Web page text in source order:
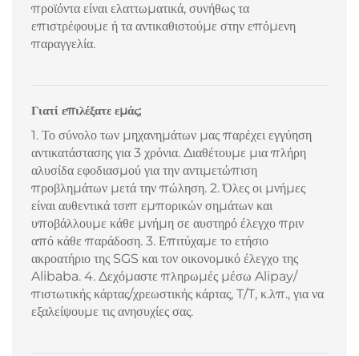
προϊόντα είναι ελαττωματικά, συνήθως τα
επιστρέφουμε ή τα αντικαθιστούμε στην επόμενη
παραγγελία.
Γιατί επιλέξατε εμάς;
1. Το σύνολο των μηχανημάτων μας παρέχει εγγύηση
αντικατάστασης για 3 χρόνια. Διαθέτουμε μια πλήρη
αλυσίδα εφοδιασμού για την αντιμετώπιση
προβλημάτων μετά την πώληση. 2. Όλες οι μνήμες
είναι αυθεντικά τσιπ εμπορικών σημάτων και
υποβάλλουμε κάθε μνήμη σε αυστηρό έλεγχο πριν
από κάθε παράδοση. 3. Επιτύχαμε το ετήσιο
ακροατήριο της SGS και τον οικονομικό έλεγχο της
Alibaba. 4. Δεχόμαστε πληρωμές μέσω Alipay/
πιστωτικής κάρτας/χρεωστικής κάρτας, T/T, κ.λπ., για να
εξαλείψουμε τις ανησυχίες σας.